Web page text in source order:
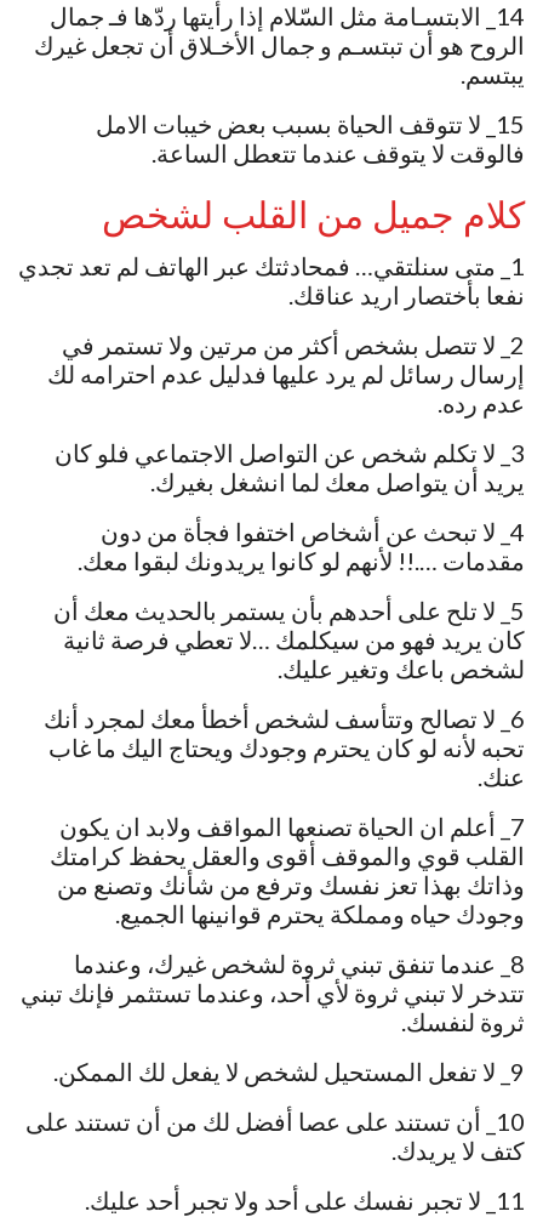
14_ ‏الابتسـامة مثل السّلام إذا رأيتها ردّها فـ جمال
الروح هو أن تبتسـم و جمال الأخـلاق أن تجعل غيرك
يبتسم.
15_ لا تتوقف الحياة بسبب بعض خيبات الامل
فالوقت لا يتوقف عندما تتعطل الساعة.
كلام جميل من القلب لشخص
1_ متى سنلتقي… فمحادثتك عبر الهاتف لم تعد تجدي
نفعا بأختصار اريد عناقك.
2_ لا تتصل بشخص أكثر من مرتين ولا تستمر في
إرسال رسائل لم يرد عليها فدليل عدم احترامه لك
عدم رده.
3_ لا تكلم شخص عن التواصل الاجتماعي فلو كان
يريد أن يتواصل معك لما انشغل بغيرك.
4_ لا تبحث عن أشخاص اختفوا فجأة من دون
مقدمات ….!! لأنهم لو كانوا يريدونك لبقوا معك.
5_ لا تلح على أحدهم بأن يستمر بالحديث معك أن
كان يريد فهو من سيكلمك …لا تعطي فرصة ثانية
لشخص باعك وتغير عليك.
6_ لا تصالح وتتأسف لشخص أخطأ معك لمجرد أنك
تحبه لأنه لو كان يحترم وجودك ويحتاج اليك ما غاب
عنك.
7_ أعلم ان الحياة تصنعها المواقف ولابد ان يكون
القلب قوي والموقف أقوى والعقل يحفظ كرامتك
وذاتك بهذا تعز نفسك وترفع من شأنك وتصنع من
وجودك حياه ومملكة يحترم قوانينها الجميع.
8_ عندما تنفق تبني ثروة لشخص غيرك، وعندما
تتدخر لا تبني ثروة لأي أحد، وعندما تستثمر فإنك تبني
ثروة لنفسك.
9_ لا تفعل المستحيل لشخص لا يفعل لك الممكن.
10_ أن تستند على عصا أفضل لك من أن تستند على
كتف لا يريدك.
11_ لا تجبر نفسك على أحد ولا تجبر أحد عليك.